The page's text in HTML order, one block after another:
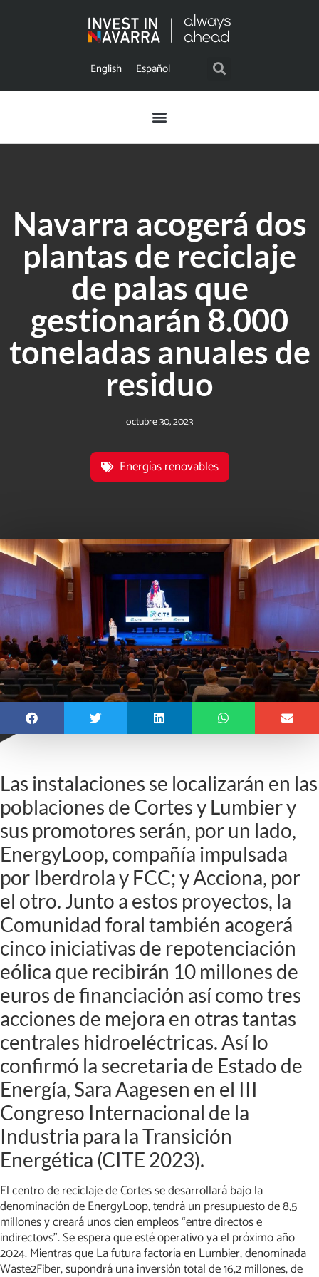
English Español
Navarra acogerá dos
plantas de reciclaje
de palas que
gestionarán 8.000
toneladas anuales de
residuo
octubre 30, 2023
Energías renovables
Las instalaciones se localizarán en las
poblaciones de Cortes y Lumbier y
sus promotores serán, por un lado,
EnergyLoop, compañía impulsada
por Iberdrola y FCC; y Acciona, por
el otro. Junto a estos proyectos, la
Comunidad foral también acogerá
cinco iniciativas de repotenciación
eólica que recibirán 10 millones de
euros de financiación así como tres
acciones de mejora en otras tantas
centrales hidroeléctricas. Así lo
confirmó la secretaria de Estado de
Energía, Sara Aagesen en el III
Congreso Internacional de la
Industria para la Transición
Energética (CITE 2023).
El centro de reciclaje de Cortes se desarrollará bajo la
denominación de EnergyLoop, tendrá un presupuesto de 8,5
millones y creará unos cien empleos “entre directos e
indirectovs”. Se espera que esté operativo ya el próximo año
2024. Mientras que La futura factoría en Lumbier, denominada
Waste2Fiber, supondrá una inversión total de 16,2 millones, de